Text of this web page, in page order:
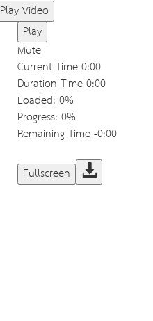
Play Video
Play
Mute
Current Time0:00
Duration Time0:00
Loaded: 0%
Progress: 0%
Remaining Time-0:00
Fullscreen